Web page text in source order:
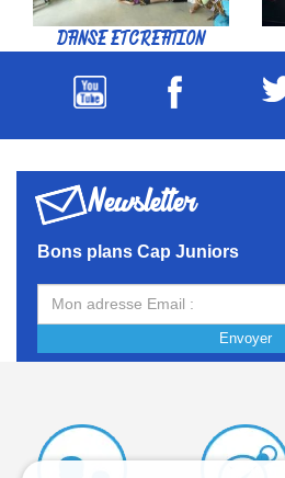
DANSE ET CREATION
Newsletter
Bons plans Cap Juniors
Envoyer